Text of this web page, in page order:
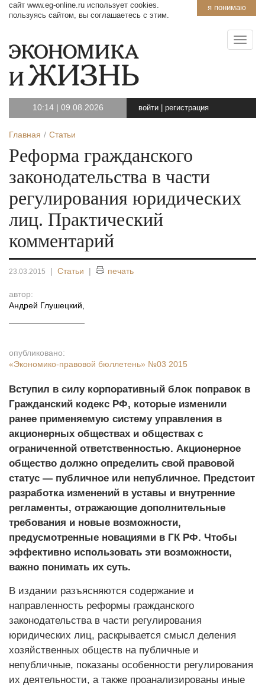
я понимаю
сайт www.eg-online.ru использует cookies.
пользуясь сайтом, вы соглашаетесь с этим.
10:14 | 09.08.2026 войти регистрация
Главная Статьи
Реформа гражданского
законодательства в части
регулирования юридических
лиц. Практический
комментарий
23.03.2015 | Статьи | печать
автор:
Андрей Глушецкий
опубликовано:
«Экономико-правовой бюллетень» №03 2015
Вступил в силу корпоративный блок поправок в
Гражданский кодекс РФ, которые изменили
ранее применяемую систему управления в
акционерных обществах и обществах с
ограниченной ответственностью. Акционерное
общество должно определить свой правовой
статус — публичное или непубличное. Предстоит
разработка изменений в уставы и внутренние
регламенты, отражающие дополнительные
требования и новые возможности,
предусмотренные новациями в ГК РФ. Чтобы
эффективно использовать эти возможности,
важно понимать их суть.
В издании разъясняются содержание и
направленность реформы гражданского
законодательства в части регулирования
юридических лиц, раскрывается смысл деления
хозяйственных обществ на публичные и
непубличные, показаны особенности регулирования
их деятельности, а также проанализированы иные